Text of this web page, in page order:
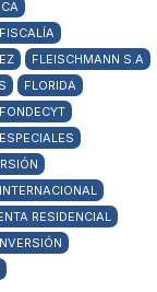
FISCALÍA
FLEISCHMANN S.A
FLORIDA
FONDECYT
RESIDENCIAL